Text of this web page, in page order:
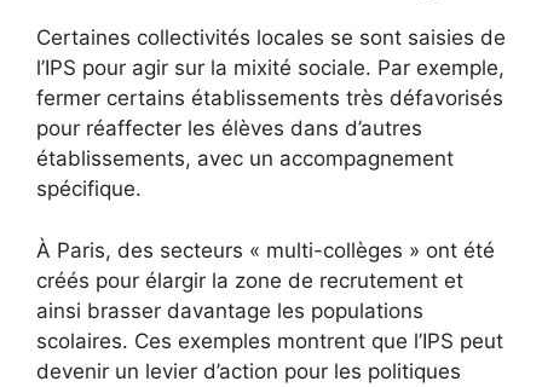
Certaines collectivités locales se sont saisies de
l’IPS pour agir sur la mixité sociale. Par exemple,
fermer certains établissements très défavorisés
pour réaffecter les élèves dans d’autres
établissements, avec un accompagnement
spécifique.
À Paris, des secteurs « multi-collèges » ont été
créés pour élargir la zone de recrutement et
ainsi brasser davantage les populations
scolaires. Ces exemples montrent que l’IPS peut
devenir un levier d’action pour les politiques